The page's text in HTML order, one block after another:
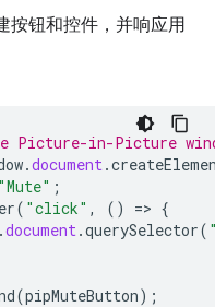
按钮和控件，并响应用
Picture-in-Picture
.document .
"Mute" ;
( "click" , () => {
.document .querySelector(
(pipMuteButton);